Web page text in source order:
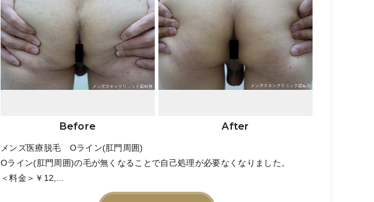
Before After
メンズ医療脱毛 Oライン(肛門周囲)
Oライン(肛門周囲)の毛が無くなることで自己処理が必要なくなりました。
＜料金＞￥12,...